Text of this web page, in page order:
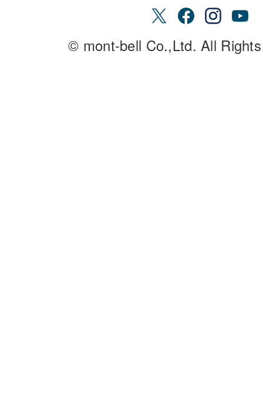
© mont-bell Co.,Ltd. All